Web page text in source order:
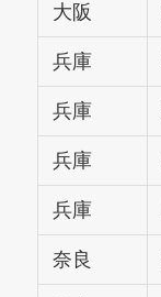
大阪
兵庫
兵庫
兵庫
兵庫
奈良